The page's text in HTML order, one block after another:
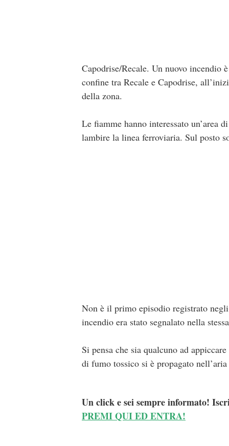
Capodrise/Recale. Un nuovo incendio
confine tra Recale e Capodrise,
della zona.
Le fiamme hanno interessato un’area
lambire la linea ferroviaria. Sul posto
Non è il primo episodio registrato
incendio era stato segnalato nella
Si pensa che sia qualcuno ad
di fumo tossico si è propagato
Un click e sei sempre informato!
PREMI QUI ED ENTRA!